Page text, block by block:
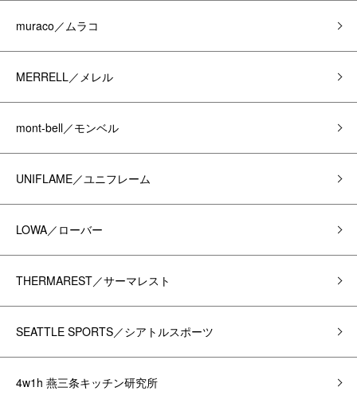
muraco／ムラコ
MERRELL／メレル
mont-bell／モンベル
UNIFLAME／ユニフレーム
LOWA／ローバー
THERMAREST／サーマレスト
SEATTLE SPORTS／シアトルスポーツ
4w1h 燕三条キッチン研究所